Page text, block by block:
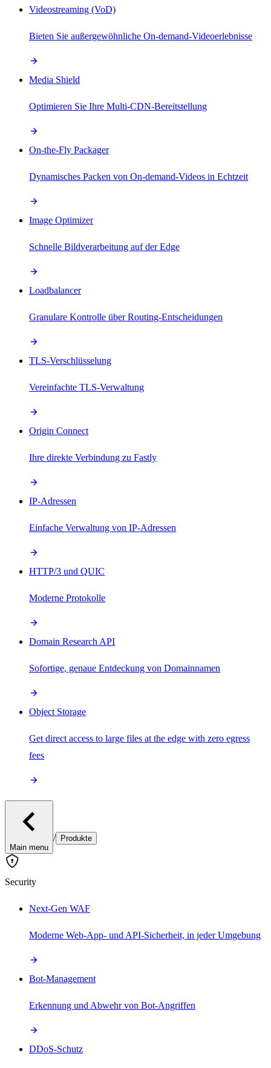
Videostreaming (VoD)
Bieten Sie außergewöhnliche On-demand-Videoerlebnisse
Media Shield
Optimieren Sie Ihre Multi-CDN-Bereitstellung
On-the-Fly Packager
Dynamisches Packen von On-demand-Videos in Echtzeit
Image Optimizer
Schnelle Bildverarbeitung auf der Edge
Loadbalancer
Granulare Kontrolle über Routing-Entscheidungen
TLS-Verschlüsselung
Vereinfachte TLS-Verwaltung
Origin Connect
Ihre direkte Verbindung zu Fastly
IP-Adressen
Einfache Verwaltung von IP-Adressen
HTTP/3 und QUIC
Moderne Protokolle
Domain Research API
Sofortige, genaue Entdeckung von Domainnamen
Object Storage
Get direct access to large files at the edge with zero egress
fees
Main menu
/ Produkte
Security
Next-Gen WAF
Moderne Web-App- und API-Sicherheit, in jeder Umgebung
Bot-Management
Erkennung und Abwehr von Bot-Angriffen
DDoS-Schutz